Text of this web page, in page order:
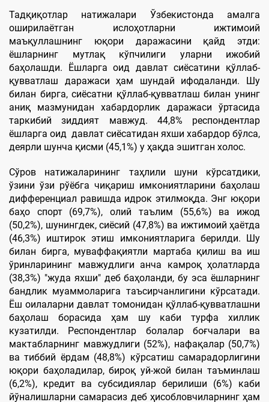
Тадқиқотлар натижалари Ўзбекистонда амалга
оширилаётган ислоҳотларни ижтимоий
маъқуллашнинг юқори даражасини қайд этди:
ёшларнинг мутлақ кўпчилиги уларни ижобий
баҳолашди. Ёшларга оид давлат сиёсатини қўллаб-
қувватлаш даражаси ҳам шундай ифодаланди. Шу
билан бирга, сиёсатни қўллаб-қувватлаш билан унинг
аниқ мазмунидан хабардорлик даражаси ўртасида
таркибий зиддият мавжуд. 44,8% респондентлар
ёшларга оид давлат сиёсатидан яхши хабардор бўлса,
деярли шунча қисми (45,1%) у ҳақда эшитган холос.
Сўров натижаларининг таҳлили шуни кўрсатдики,
ўзини ўзи рўёбга чиқариш имкониятларини баҳолаш
дифференциал равишда идрок этилмоқда. Энг юқори
баҳо спорт (69,7%), олий таълим (55,6%) ва ижод
(50,2%), шунингдек, сиёсий (47,8%) ва ижтимоий ҳаётда
(46,3%) иштирок этиш имкониятларига берилди. Шу
билан бирга, муваффақиятли мартаба қилиш ва иш
ўринларининг мавжудлиги анча камроқ ҳолатларда
(38,3%) "жуда яхши" деб баҳоланди, бу эса ёшларнинг
бандлик муаммоларига таъсирчанлигини кўрсатади.
Ёш оилаларни давлат томонидан қўллаб-қувватлашни
баҳолаш борасида ҳам шу каби турфа хиллик
кузатилди. Респондентлар болалар боғчалари ва
мактабларнинг мавжудлиги (52%), нафақалар (50,7%)
ва тиббий ёрдам (48,8%) кўрсатиш самарадорлигини
юқори баҳоладилар, бироқ уй-жой билан таъминлаш
(6,2%), кредит ва субсидиялар берилиши (6%) каби
йўналишларни самарасиз деб ҳисобловчиларнинг ҳам